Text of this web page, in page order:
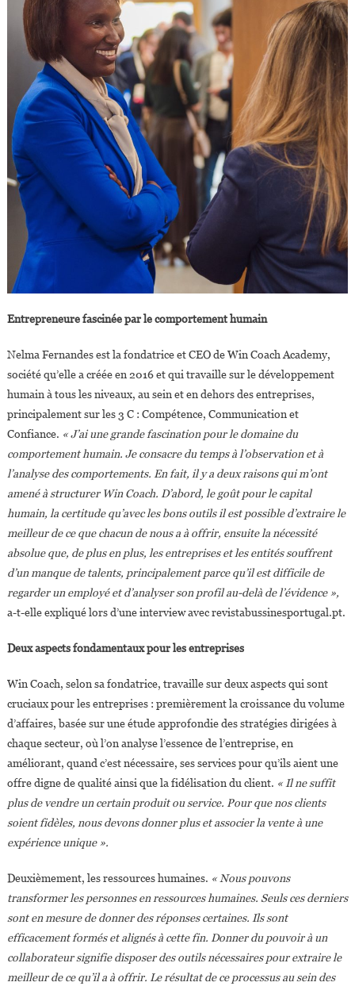
Entrepreneure fascinée par le comportement humain
Nelma Fernandes est la fondatrice et CEO de Win Coach Academy,
société qu’elle a créée en 2016 et qui travaille sur le développement
humain à tous les niveaux, au sein et en dehors des entreprises,
principalement sur les 3 C : Compétence, Communication et
Confiance. « J’ai une grande fascination pour le domaine du
comportement humain. Je consacre du temps à l’observation et à
l’analyse des comportements. En fait, il y a deux raisons qui m’ont
amené à structurer Win Coach. D’abord, le goût pour le capital
humain, la certitude qu’avec les bons outils il est possible d’extraire le
meilleur de ce que chacun de nous a à offrir, ensuite la nécessité
absolue que, de plus en plus, les entreprises et les entités souffrent
d’un manque de talents, principalement parce qu’il est difficile de
regarder un employé et d’analyser son profil au-delà de l’évidence »,
a-t-elle expliqué lors d’une interview avec revistabussinesportugal.pt.
Deux aspects fondamentaux pour les entreprises
Win Coach, selon sa fondatrice, travaille sur deux aspects qui sont
cruciaux pour les entreprises : premièrement la croissance du volume
d’affaires, basée sur une étude approfondie des stratégies dirigées à
chaque secteur, où l’on analyse l’essence de l’entreprise, en
améliorant, quand c’est nécessaire, ses services pour qu’ils aient une
offre digne de qualité ainsi que la fidélisation du client. « Il ne suffit
plus de vendre un certain produit ou service. Pour que nos clients
soient fidèles, nous devons donner plus et associer la vente à une
expérience unique ».
Deuxièmement, les ressources humaines. « Nous pouvons
transformer les personnes en ressources humaines. Seuls ces derniers
sont en mesure de donner des réponses certaines. Ils sont
efficacement formés et alignés à cette fin. Donner du pouvoir à un
collaborateur signifie disposer des outils nécessaires pour extraire le
meilleur de ce qu’il a à offrir. Le résultat de ce processus au sein des